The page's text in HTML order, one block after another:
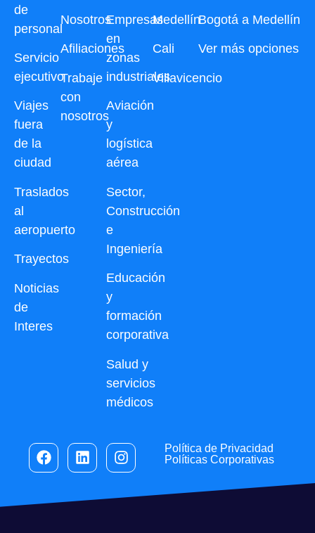
de
personal
Servicio
ejecutivo
Viajes
fuera
de la
ciudad
Traslados
al
aeropuerto
Trayectos
Noticias
de
Interes
Empresas
en
zonas
industriales
Aviación
y
logística
aérea
Sector,
Construcción
e
Ingeniería
Educación
y
formación
corporativa
Salud y
servicios
médicos
Medellín
Cali
Villavicencio
Bogotá a Medellín
Ver más opciones
Nosotros
Afiliaciones
Trabaje
con
nosotros
Política de Privacidad
Políticas Corporativas